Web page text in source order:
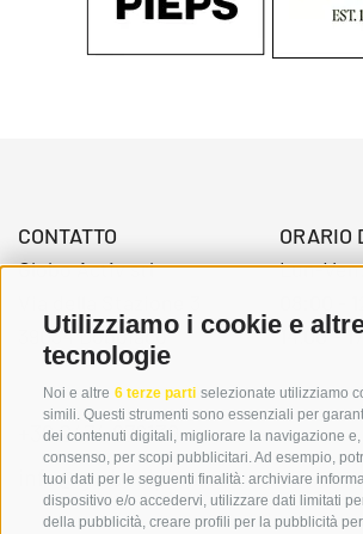
Utilizziamo i cookie e
tecnologie
Noi e altre 6 terze parti selezionate utilizziamo
simili. Questi strumenti sono essenziali per
dei contenuti digitali, migliorare la navigazione e,
consenso, per scopi pubblicitari. Ad esempio,
tuoi dati per le seguenti finalità: archiviare
dispositivo e/o accedervi, utilizzare dati limitati
della pubblicità, creare profili per la pubblicità
CONTATTO
Globo Activ srl
39034 Dobbiaco
+39 0474 976139
info@globoalpin.com
ORARIO
Lun-
14.00 –